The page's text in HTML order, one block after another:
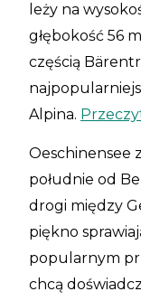
leży na
głębokość 56
częścią
Alpina.
Oeschinensee
południe od
drogi między
piękno
popularnym
chcą